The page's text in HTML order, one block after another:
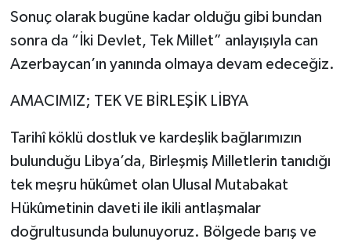
Sonuç olarak bugüne kadar olduğu gibi bundan
sonra da “İki Devlet, Tek Millet” anlayışıyla can
Azerbaycan’ın yanında olmaya devam edeceğiz.
AMACIMIZ; TEK VE BİRLEŞİK LİBYA
Tarihî köklü dostluk ve kardeşlik bağlarımızın
bulunduğu Libya’da, Birleşmiş Milletlerin tanıdığı
tek meşru hükûmet olan Ulusal Mutabakat
Hükûmetinin daveti ile ikili antlaşmalar
doğrultusunda bulunuyoruz. Bölgede barış ve